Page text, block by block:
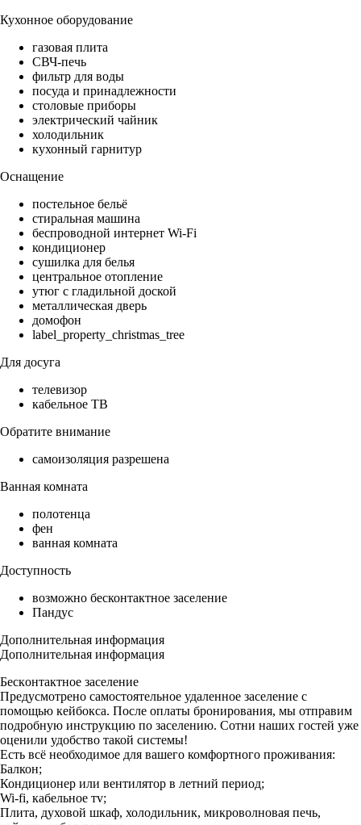
Кухонное оборудование
газовая плита
СВЧ-печь
фильтр для воды
посуда и принадлежности
столовые приборы
электрический чайник
холодильник
кухонный гарнитур
Оснащение
постельное бельё
стиральная машина
беспроводной интернет Wi-Fi
кондиционер
сушилка для белья
центральное отопление
утюг с гладильной доской
металлическая дверь
домофон
label_property_christmas_tree
Для досуга
телевизор
кабельное ТВ
Обратите внимание
самоизоляция разрешена
Ванная комната
полотенца
фен
ванная комната
Доступность
возможно бесконтактное заселение
Пандус
Дополнительная информация
Дополнительная информация
Беcкoнтaктнoe зaceление
Предуcмотpeно сaмостоятельное удаленное заселение с
помощью кейбокса. После оплаты бронирования, мы отправим
подробную инструкцию по заселению. Сотни наших гостей уже
оценили удобство такой системы!
Есть всё необходимое для вашего комфортного проживания:
Балкон;
Кондиционер или вентилятор в летний период;
Wi-fi, кабельное тv;
Плита, духовой шкаф, холодильник, микроволновая печь,